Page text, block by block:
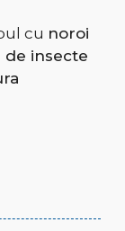
cu noroi
insecte